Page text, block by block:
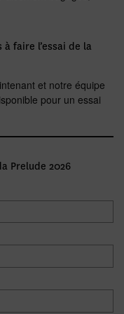
faire l’essai de la
et notre équipe
pour un essai
Prelude 2026